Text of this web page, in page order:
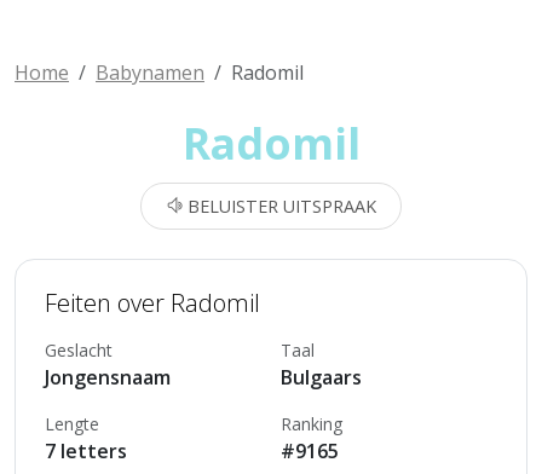
Home Babynamen Radomil
Radomil
BELUISTER UITSPRAAK
Feiten over Radomil
Geslacht
Jongensnaam
Taal
Bulgaars
Lengte
7 letters
Ranking
#9165